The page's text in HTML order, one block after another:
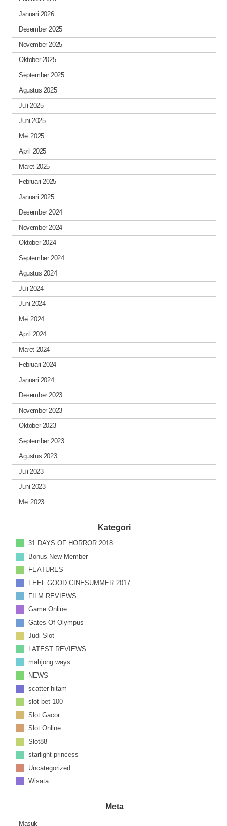
Januari 2026
Desember 2025
November 2025
Oktober 2025
September 2025
Agustus 2025
Juli 2025
Juni 2025
Mei 2025
April 2025
Maret 2025
Februari 2025
Januari 2025
Desember 2024
November 2024
Oktober 2024
September 2024
Agustus 2024
Juli 2024
Juni 2024
Mei 2024
April 2024
Maret 2024
Februari 2024
Januari 2024
Desember 2023
November 2023
Oktober 2023
September 2023
Agustus 2023
Juli 2023
Juni 2023
Mei 2023
Kategori
31 DAYS OF HORROR 2018
Bonus New Member
FEATURES
FEEL GOOD CINESUMMER 2017
FILM REVIEWS
Game Online
Gates Of Olympus
Judi Slot
LATEST REVIEWS
mahjong ways
NEWS
scatter hitam
slot bet 100
Slot Gacor
Slot Online
Slot88
starlight princess
Uncategorized
Wisata
Meta
Masuk